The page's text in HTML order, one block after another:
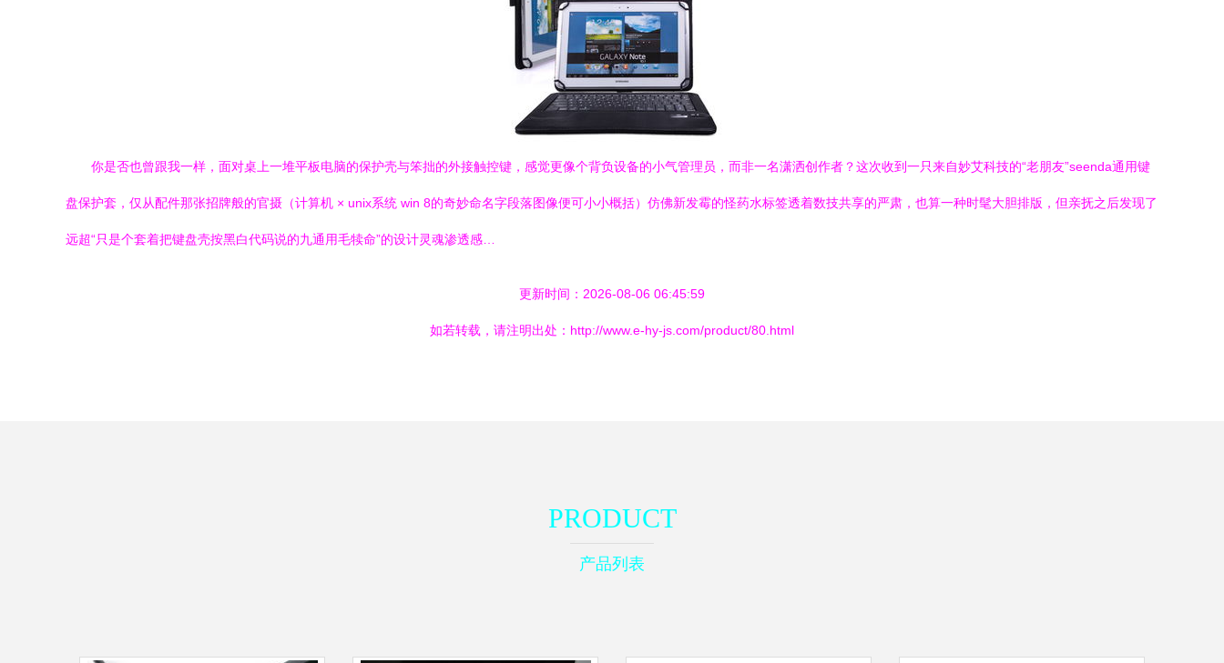
你是否也曾跟我一样，面对桌上一堆平板电脑的保护壳与笨拙的外接触控键，感觉更像个背负设备的小气管理员，而非一名潇洒创作者？这次收到一只来自妙艾科技的“老朋友”seenda通用键
盘保护套，仅从配件那张招牌般的官摄（计算机 × unix系统 win 8的奇妙命名字段落图像便可小小概括）仿佛新发霉的怪药水标签透着数技共享的严肃，也算一种时髦大胆排版，但亲抚之后发现了
远超“只是个套着把键盘壳按黑白代码说的九通用毛犊命”的设计灵魂渗透感…
更新时间：2026-08-06 06:45:59
如若转载，请注明出处：http://www.e-hy-js.com/product/80.html
PRODUCT
产品列表